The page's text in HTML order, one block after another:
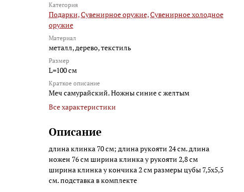
Категория
Подарки,Сувенирное оружие,Сувенирное холодное
оружие
Материал
металл, дерево, текстиль
Размер
L=100 см
Краткое описание
Меч самурайский. Ножны синие с желтым
Все характеристики
Описание
длина клинка 70 см; длина рукояти 24 см. длина
ножен 76 см ширина клинка у рукояти 2,8 см
ширина клинка у кончика 2 см размеры цубы 7,5х5,5
см. подставка в комплекте